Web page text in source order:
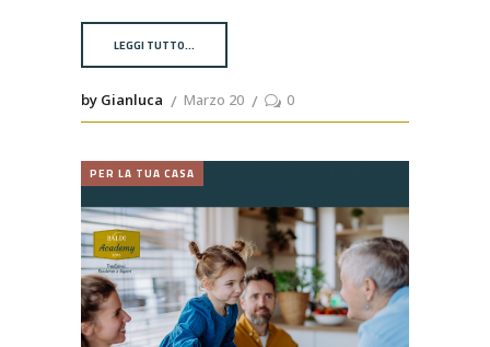
LEGGI TUTTO…
by Gianluca Marzo 20 0
PER LA TUA CASA